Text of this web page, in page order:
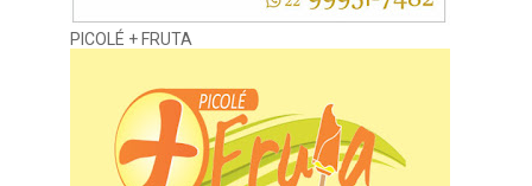
PICOLÉ + FRUTA